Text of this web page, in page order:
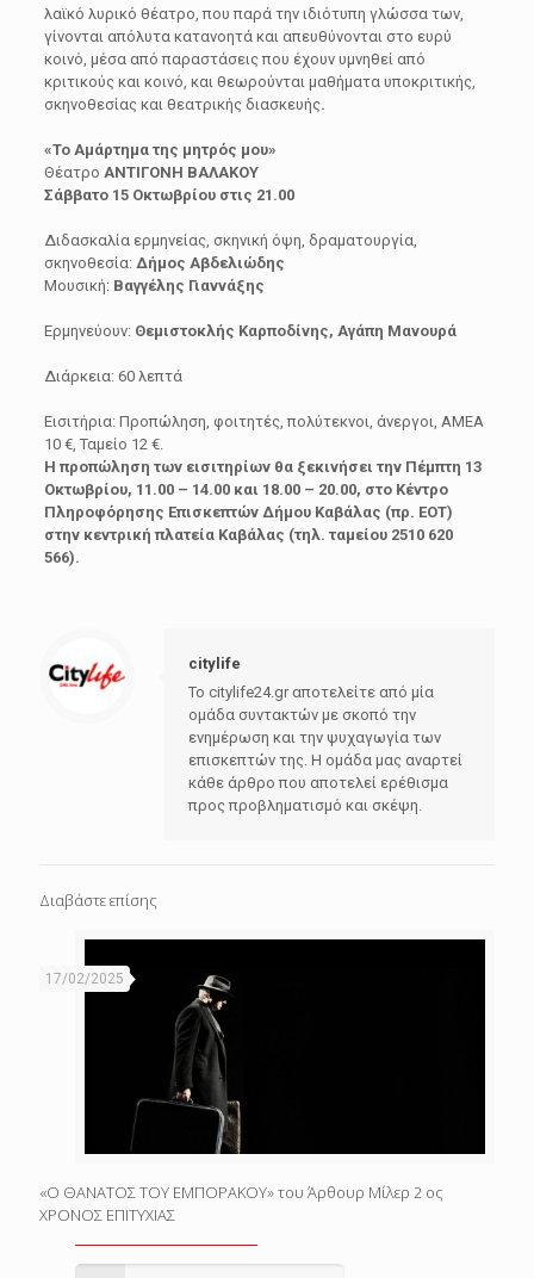
λαϊκό λυρικό θέατρο, που παρά την ιδιότυπη γλώσσα των,
γίνονται απόλυτα κατανοητά και απευθύνονται στο ευρύ
κοινό, μέσα από παραστάσεις που έχουν υμνηθεί από
κριτικούς και κοινό, και θεωρούνται μαθήματα υποκριτικής,
σκηνοθεσίας και θεατρικής διασκευής.
«Το Αμάρτημα της μητρός μου»
Θέατρο ΑΝΤΙΓΟΝΗ ΒΑΛΑΚΟΥ
Σάββατο 15 Οκτωβρίου στις 21.00
Διδασκαλία ερμηνείας, σκηνική όψη, δραματουργία,
σκηνοθεσία: Δήμος Αβδελιώδης
Μουσική: Βαγγέλης Γιαννάξης
Ερμηνεύουν: Θεμιστοκλής Καρποδίνης, Αγάπη Μανουρά
Διάρκεια: 60 λεπτά
Εισιτήρια: Προπώληση, φοιτητές, πολύτεκνοι, άνεργοι, ΑΜΕΑ
10 €, Ταμείο 12 €.
Η προπώληση των εισιτηρίων θα ξεκινήσει την Πέμπτη 13
Οκτωβρίου, 11.00 – 14.00 και 18.00 – 20.00, στο Κέντρο
Πληροφόρησης Επισκεπτών Δήμου Καβάλας (πρ. ΕΟΤ)
στην κεντρική πλατεία Καβάλας (τηλ. ταμείου 2510 620
566).
citylife
Το citylife24.gr αποτελείτε από μία
ομάδα συντακτών με σκοπό την
ενημέρωση και την ψυχαγωγία των
επισκεπτών της. Η ομάδα μας αναρτεί
κάθε άρθρο που αποτελεί ερέθισμα
προς προβληματισμό και σκέψη.
Διαβάστε επίσης
17/02/2025
«Ο ΘΑΝΑΤΟΣ ΤΟΥ ΕΜΠΟΡΑΚΟΥ» του Άρθουρ Μίλερ 2 ος
ΧΡΟΝΟΣ ΕΠΙΤΥΧΙΑΣ